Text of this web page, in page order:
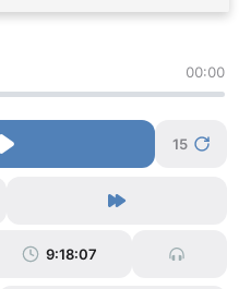
00:00
15
9:18:07